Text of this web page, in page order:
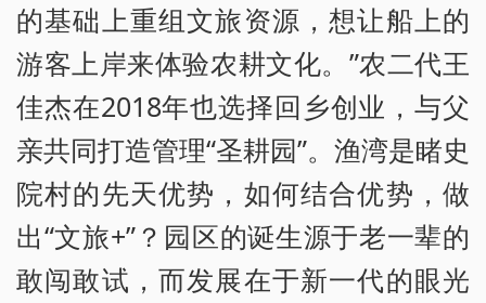
的基础上重组文旅资源，想让船上的
游客上岸来体验农耕文化。”农二代王
佳杰在2018年也选择回乡创业，与父
亲共同打造管理“圣耕园”。渔湾是睹史
院村的先天优势，如何结合优势，做
出“文旅+”？园区的诞生源于老一辈的
敢闯敢试，而发展在于新一代的眼光